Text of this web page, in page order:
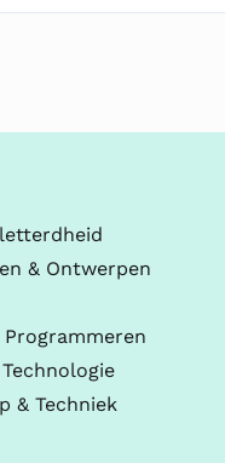
& Ontwerpen
& Techniek